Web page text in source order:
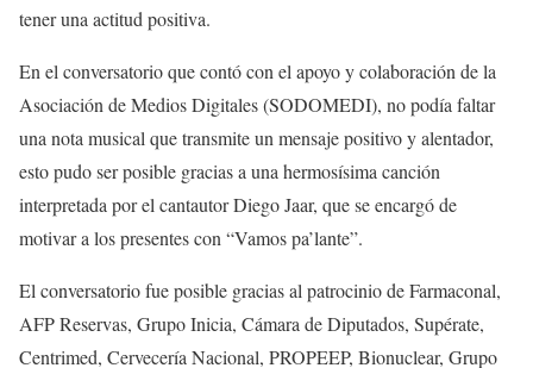
tener una actitud positiva.
En el conversatorio que contó con el apoyo y colaboración de la
Asociación de Medios Digitales (SODOMEDI), no podía faltar
una nota musical que transmite un mensaje positivo y alentador,
esto pudo ser posible gracias a una hermosísima canción
interpretada por el cantautor Diego Jaar, que se encargó de
motivar a los presentes con “Vamos pa’lante”.
El conversatorio fue posible gracias al patrocinio de Farmaconal,
AFP Reservas, Grupo Inicia, Cámara de Diputados, Supérate,
Centrimed, Cervecería Nacional, PROPEEP, Bionuclear, Grupo